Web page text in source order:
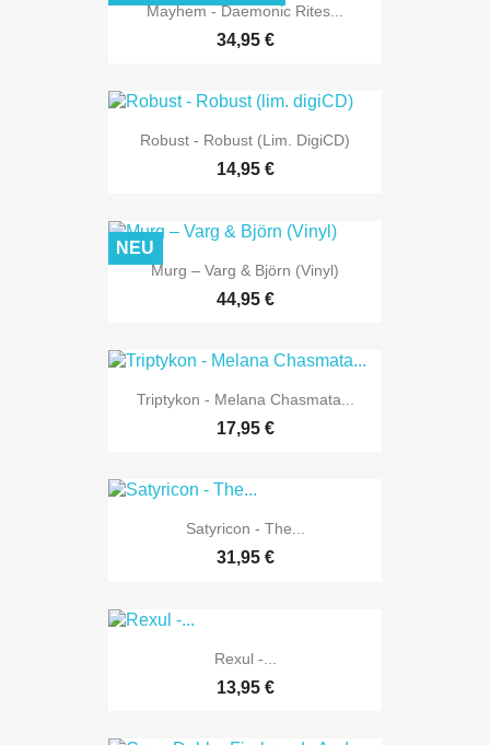
Mayhem - Daemonic Rites...
34,95 €
Robust - Robust (lim. DigiCD)
14,95 €
Murg ‎– Varg & Björn (Vinyl)
44,95 €
NEU
Triptykon - Melana Chasmata...
17,95 €
Satyricon - The...
31,95 €
Rexul -...
13,95 €